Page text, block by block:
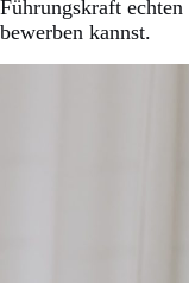
Führungskraft
bewerben kannst.